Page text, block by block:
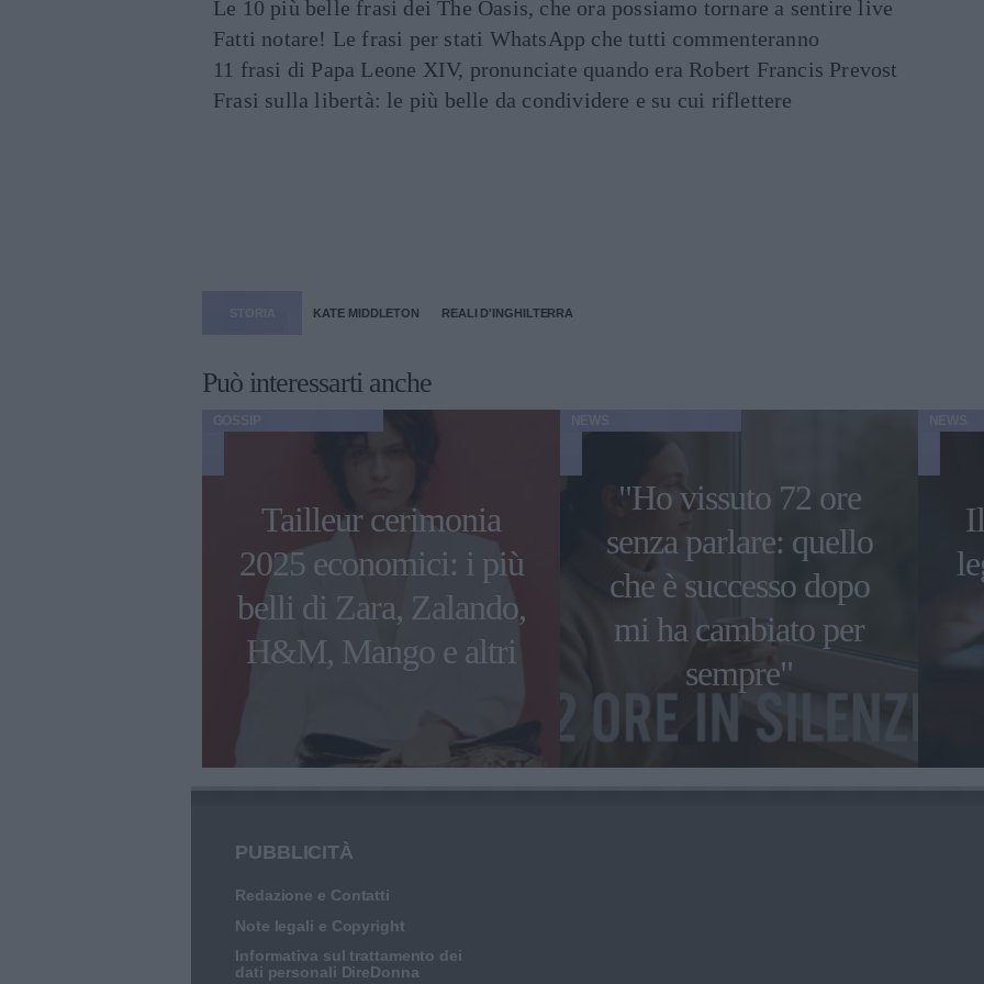
Le 10 più belle frasi dei The Oasis, che ora possiamo tornare a sentire live
Fatti notare! Le frasi per stati WhatsApp che tutti commenteranno
11 frasi di Papa Leone XIV, pronunciate quando era Robert Francis Prevost
Frasi sulla libertà: le più belle da condividere e su cui riflettere
KATE MIDDLETON REALI D'INGHILTERRA
Può interessarti anche
Tailleur cerimonia
2025 economici: i più
belli di Zara, Zalando,
H&M, Mango e altri
"Ho vissuto 72 ore
senza parlare: quello
che è successo dopo
mi ha cambiato per
sempre"
PUBBLICITÀ
Redazione e Contatti
Note legali e Copyright
Informativa sul trattamento dei
dati personali DireDonna